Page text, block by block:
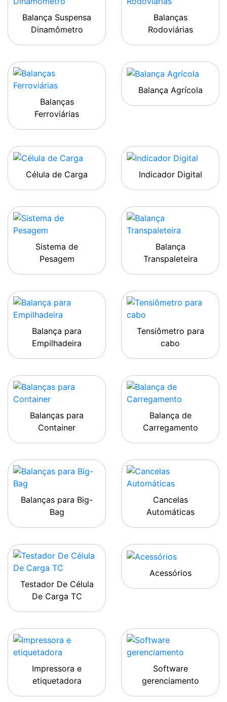
Balança Suspensa
Dinamômetro
Balanças
Rodoviárias
Balanças
Ferroviárias
Balança Agrícola
Célula de Carga Indicador Digital
Sistema de
Pesagem
Balança
Transpaleteira
Balança para
Empilhadeira
Tensiômetro para
cabo
Balanças para
Container
Balança de
Carregamento
Balanças para Big-
Bag
Cancelas
Automáticas
Testador De Célula
De Carga TC
Acessórios
Impressora e
etiquetadora
Software
gerenciamento